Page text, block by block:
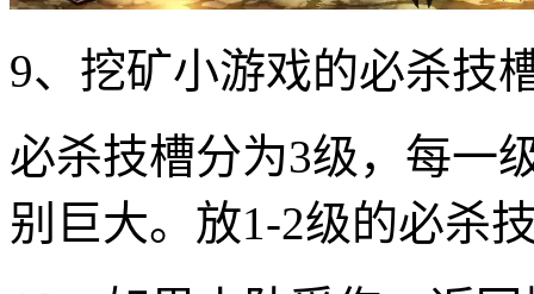
9、挖矿小游戏的必杀技
必杀技槽分为3级，每一
别巨大。放1-2级的必杀